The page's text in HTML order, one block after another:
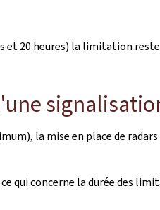
et 20 heures) la limitation
la mise en place de radars
qui concerne la durée des